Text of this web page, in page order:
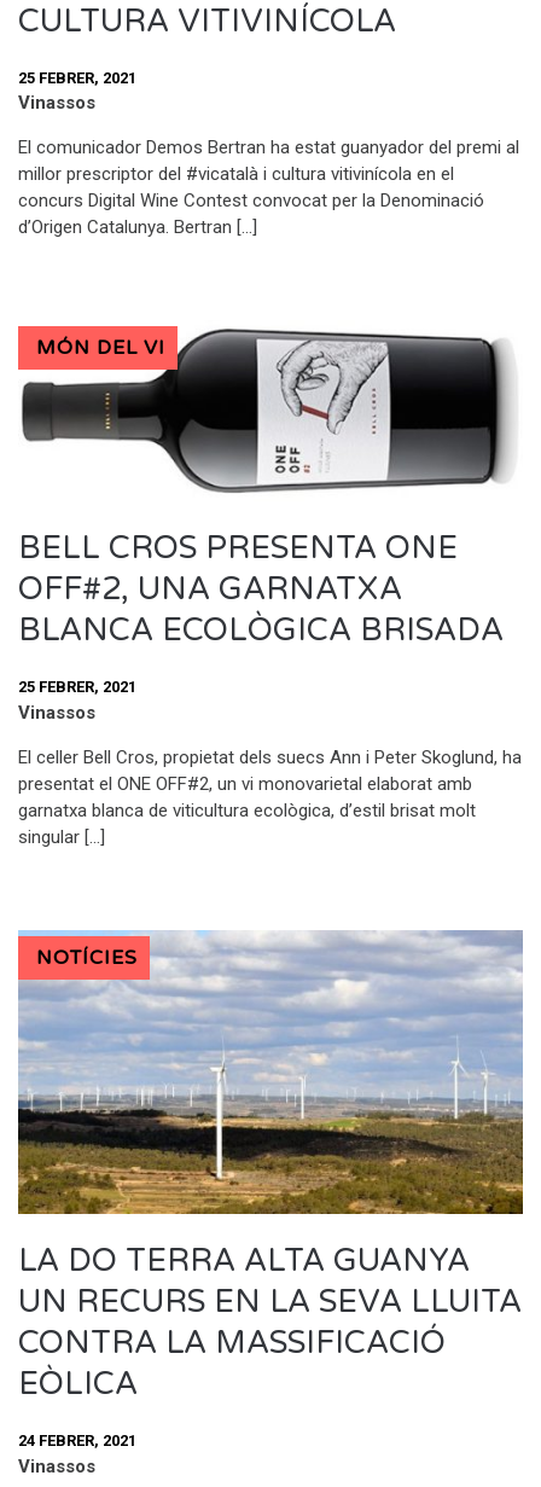
CULTURA VITIVINÍCOLA
25 FEBRER, 2021
Vinassos
El comunicador Demos Bertran ha estat guanyador del premi al
millor prescriptor del #vicatalà i cultura vitivinícola en el
concurs Digital Wine Contest convocat per la Denominació
d’Origen Catalunya. Bertran […]
MÓN DEL VI
BELL CROS PRESENTA ONE
OFF#2, UNA GARNATXA
BLANCA ECOLÒGICA BRISADA
25 FEBRER, 2021
Vinassos
El celler Bell Cros, propietat dels suecs Ann i Peter Skoglund, ha
presentat el ONE OFF#2, un vi monovarietal elaborat amb
garnatxa blanca de viticultura ecològica, d’estil brisat molt
singular […]
NOTÍCIES
LA DO TERRA ALTA GUANYA
UN RECURS EN LA SEVA LLUITA
CONTRA LA MASSIFICACIÓ
EÒLICA
24 FEBRER, 2021
Vinassos